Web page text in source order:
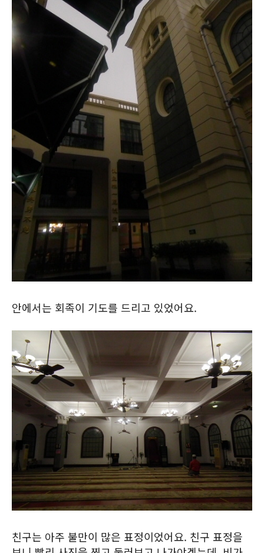
안에서는 회족이 기도를 드리고 있었어요.
친구는 아주 불만이 많은 표정이었어요. 친구 표정을